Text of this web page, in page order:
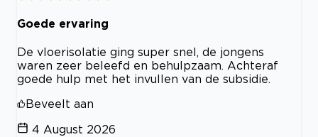
Goede ervaring
De vloerisolatie ging super snel, de jongens
waren zeer beleefd en behulpzaam. Achteraf
goede hulp met het invullen van de subsidie.
Beveelt aan
4 August 2026